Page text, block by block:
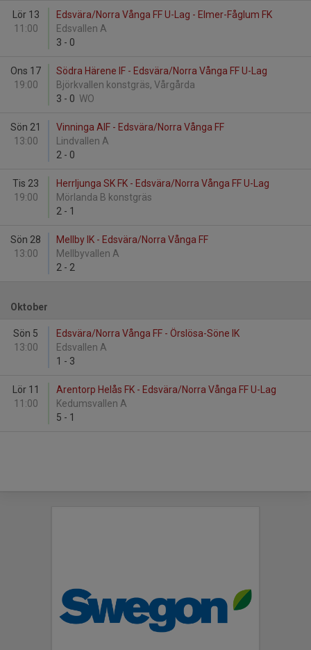
Lör 13
11:00
Edsvära/Norra Vånga FF U-Lag - Elmer-Fåglum FK
Edsvallen A
3 - 0
Ons 17
19:00
Södra Härene IF - Edsvära/Norra Vånga FF U-Lag
Björkvallen konstgräs, Vårgårda
3 - 0 WO
Sön 21
13:00
Vinninga AIF - Edsvära/Norra Vånga FF
Lindvallen A
2 - 0
Tis 23
19:00
Herrljunga SK FK - Edsvära/Norra Vånga FF U-Lag
Mörlanda B konstgräs
2 - 1
Sön 28
13:00
Mellby IK - Edsvära/Norra Vånga FF
Mellbyvallen A
2 - 2
Oktober
Sön 5
13:00
Edsvära/Norra Vånga FF - Örslösa-Söne IK
Edsvallen A
1 - 3
Lör 11
11:00
Arentorp Helås FK - Edsvära/Norra Vånga FF U-Lag
Kedumsvallen A
5 - 1